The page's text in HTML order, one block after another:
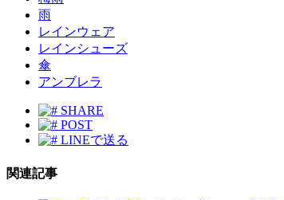
雨
レインウェア
レインシューズ
傘
アンブレラ
SHARE
POST
LINEで送る
関連記事